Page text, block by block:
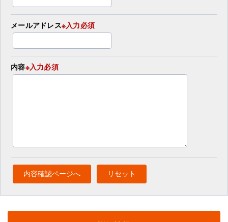
メールアドレス※入力必須
内容※入力必須